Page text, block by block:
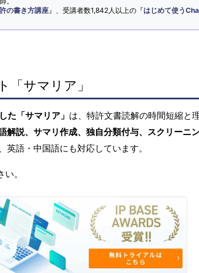
の書き方講座 』、受講者数1,842人以上の『はじめて使う
「サマリア」
た「サマリア」 は、特許文書読解の時間短縮と
解説、サマリ作成、独自分類付与、スクリーニ
語・中国語にも対応しています。
。